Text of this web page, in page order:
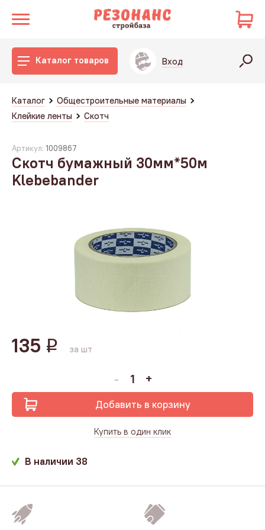
Каталог товаров Вход
Каталог
Общестроительные материалы
Клейкие ленты
Скотч
Артикул: 1009867
Скотч бумажный 30мм*50м
Klebebander
135 q за шт
Добавить в корзину
Купить в один клик
В наличии 38